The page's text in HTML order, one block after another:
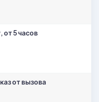
от 5 часов
от вызова